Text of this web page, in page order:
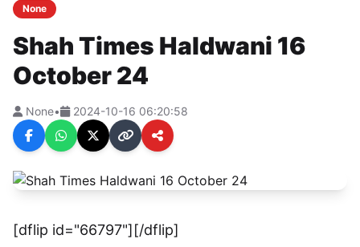
None
Shah Times Haldwani 16
October 24
None• 2024-10-16 06:20:58
[dflip id="66797"][/dflip]